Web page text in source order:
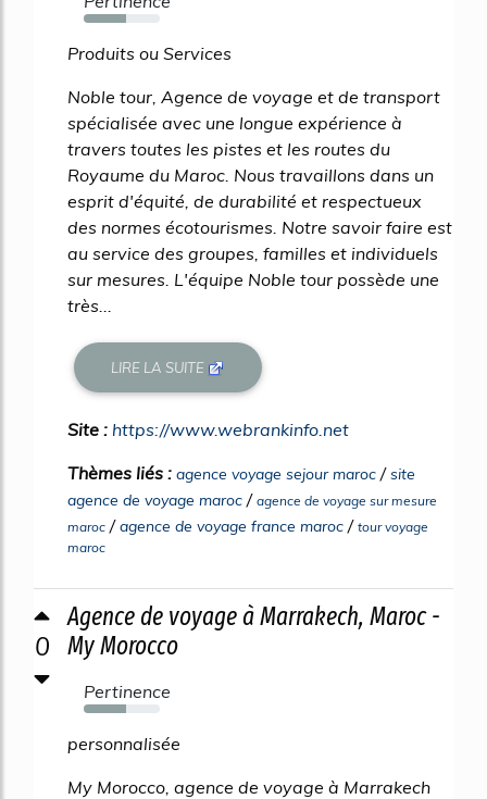
56%
Produits ou Services
Noble tour, Agence de voyage et de transport
spécialisée avec une longue expérience à
travers toutes les pistes et les routes du
Royaume du Maroc. Nous travaillons dans un
esprit d'équité, de durabilité et respectueux
des normes écotourismes. Notre savoir faire est
au service des groupes, familles et individuels
sur mesures. L'équipe Noble tour possède une
très...
LIRE LA SUITE
Site : https://www.webrankinfo.net
Thèmes liés : agence voyage sejour maroc /site
agence de voyage maroc / agence de voyage sur mesure
maroc /agence de voyage france maroc / tour voyage
maroc
0
Agence de voyage à Marrakech, Maroc -
My Morocco
Pertinence
56%
personnalisée
My Morocco, agence de voyage à Marrakech